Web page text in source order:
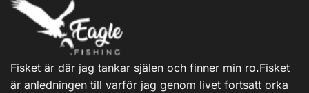
Fisket är där jag tankar själen och finner min ro.Fisket
är anledningen till varför jag genom livet fortsatt orka